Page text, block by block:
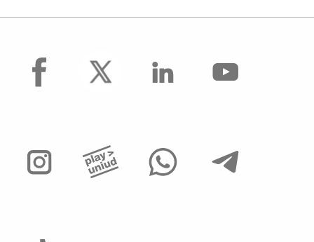
facebook